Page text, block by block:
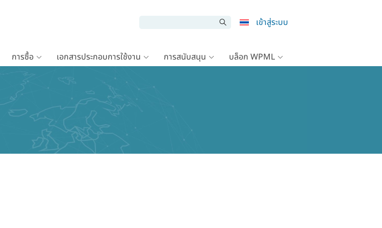
เข้าสู่ระบบ
การซื้อ เอกสารประกอบการใช้งาน การสนับสนุน บล็อก WPML